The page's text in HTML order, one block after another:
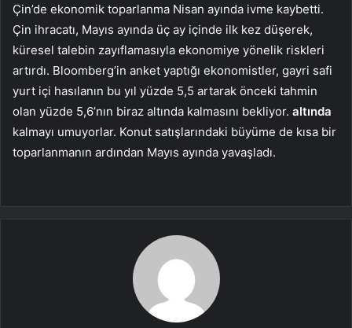
Çin’de ekonomik toparlanma Nisan ayında ivme kaybetti.
Çin ihracatı, Mayıs ayında üç ay içinde ilk kez düşerek,
küresel talebin zayıflamasıyla ekonomiye yönelik riskleri
artırdı. Bloomberg’in anket yaptığı ekonomistler, gayri safi
yurt içi hasılanın bu yıl yüzde 5,5 artarak önceki tahmin
olan yüzde 5,6’nın biraz altında kalmasını bekliyor. altında
kalmayı umuyorlar. Konut satışlarındaki büyüme de kısa bir
toparlanmanın ardından Mayıs ayında yavaşladı.